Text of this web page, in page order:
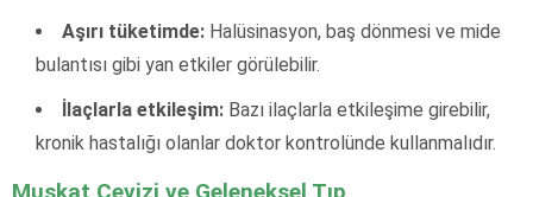
Aşırı tüketimde: Halüsinasyon, baş dönmesi ve mide
bulantısı gibi yan etkiler görülebilir.
İlaçlarla etkileşim: Bazı ilaçlarla etkileşime girebilir,
kronik hastalığı olanlar doktor kontrolünde kullanmalıdır.